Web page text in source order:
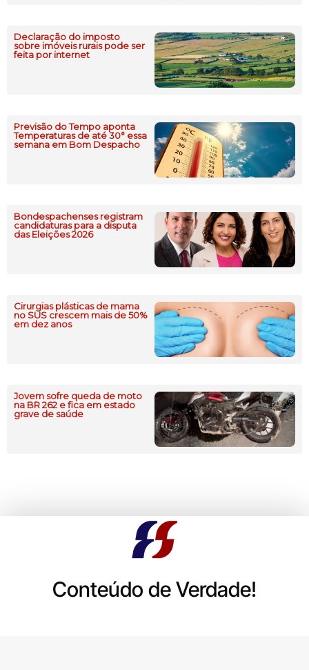
Declaração do imposto
sobre imóveis rurais pode ser
feita por internet
Previsão do Tempo aponta
Temperaturas de até 30° essa
semana em Bom Despacho
Bondespachenses registram
candidaturas para a disputa
das Eleições 2026
Cirurgias plásticas de mama
no SUS crescem mais de 50%
em dez anos
Jovem sofre queda de moto
na BR 262 e fica em estado
grave de saúde
Conteúdo de Verdade!